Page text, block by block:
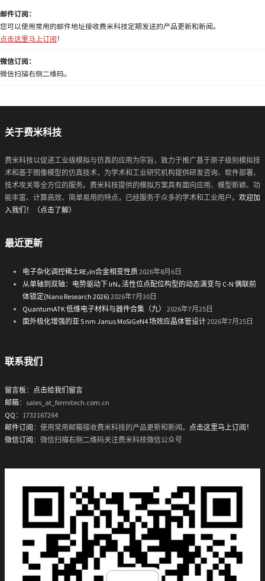
邮件订阅：
您可以使用常用的邮件地址接收费米科技定期发送的产品更新和新闻。
点击这里马上订阅 ！
微信订阅：
微信扫描右侧二维码。
关于费米科技
费米科技以促进工业级模拟与仿真的应用为宗旨，致力于推广基于原子级别模拟技
术和基于图像模型的仿真技术，为学术和工业研究机构提供研发咨询、软件部署、
技术攻关等全方位的服务。费米科技提供的模拟方案具有面向应用、模型新颖、功
能丰富、计算高效、简单易用的特点，已经服务于众多的学术和工业用户。 欢迎加
入我们！（点击了解）
最近更新
电子杂化调控稀土RE₂In合金相变性质2026年8月6日
从单轴到双轴：电势驱动下 IrN₄ 活性位点配位构型的动态演变与 C-N 偶联前
体锁定(Nano Research 2026) 2026年7月30日
QuantumATK 低维电子材料与器件合集（九）
2026年7月25日
面外极化增强的亚 5 nm Janus MoSiGeN4 场效应晶体管设计2026年7月25日
联系我们
留言板 ： 点击给我们留言
邮箱：sales_at_fermitech.com.cn
QQ ：1732167264
邮件订阅 ：使用常用邮箱接收费米科技的产品更新和新闻。 点击这里马上订阅！
微信订阅 ：微信扫描右侧二维码关注费米科技微信公众号